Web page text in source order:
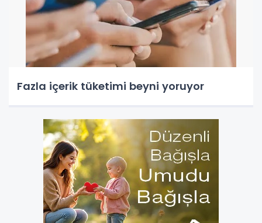
Fazla içerik tüketimi beyni yoruyor